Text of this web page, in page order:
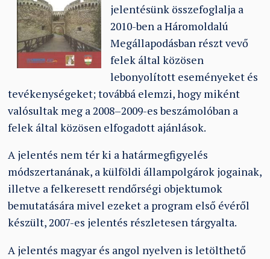
jelentésünk összefoglalja a
2010-ben a Háromoldalú
Megállapodásban részt vevő
felek által közösen
lebonyolított eseményeket és
tevékenységeket; továbbá elemzi, hogy miként
valósultak meg a 2008–2009-es beszámolóban a
felek által közösen elfogadott ajánlások.
A jelentés nem tér ki a határmegfigyelés
módszertanának, a külföldi állampolgárok jogainak,
illetve a felkeresett rendőrségi objektumok
bemutatására mivel ezeket a program első évéről
készült, 2007-es jelentés részletesen tárgyalta.
A jelentés magyar és angol nyelven is letölthető